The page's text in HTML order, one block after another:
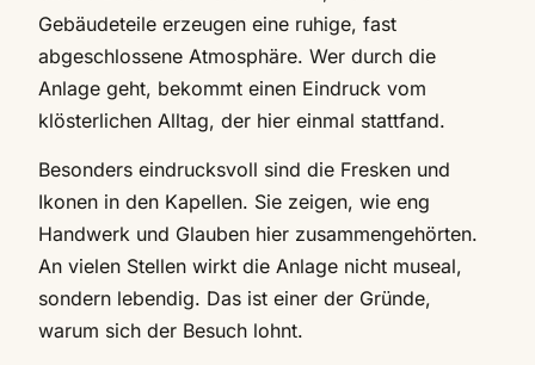
Gebäudeteile erzeugen eine ruhige, fast
abgeschlossene Atmosphäre. Wer durch die
Anlage geht, bekommt einen Eindruck vom
klösterlichen Alltag, der hier einmal stattfand.
Besonders eindrucksvoll sind die Fresken und
Ikonen in den Kapellen. Sie zeigen, wie eng
Handwerk und Glauben hier zusammengehörten.
An vielen Stellen wirkt die Anlage nicht museal,
sondern lebendig. Das ist einer der Gründe,
warum sich der Besuch lohnt.